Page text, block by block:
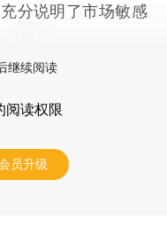
分说明了市场敏感
继续阅读
阅读权限
员升级